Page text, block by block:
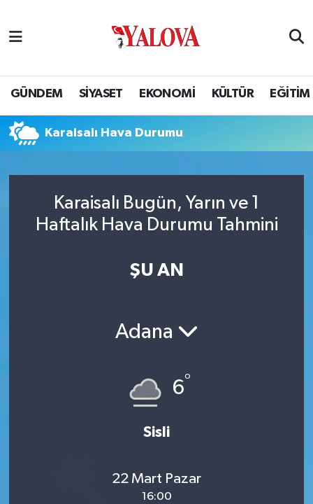
GÜNDEM SİYASET EKONOMİ KÜLTÜR EĞİTİM
Karaisalı Hava Durumu
Karaisalı Bugün, Yarın ve 1
Haftalık Hava Durumu Tahmini
ŞU AN
Adana
6°
Sisli
22 Mart Pazar
16:00
SİYASET
EĞİTİM
BİLİM VE TEKNOLOJİ
Yalova Nöbetçi Eczaneler
Yalova Hava Durumu
Puan Durumu ve Fikstür
Tüm Manşetler
Son Dakika Haberleri